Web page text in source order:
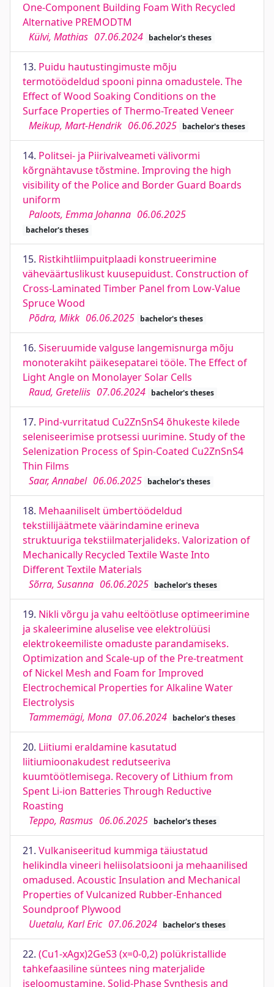
One-Component Building Foam With Recycled
Alternative PREMODTM
Külvi, Mathias 07.06.2024 bachelor's theses
13. Puidu hautustingimuste mõju
termotöödeldud spooni pinna omadustele. The
Effect of Wood Soaking Conditions on the
Surface Properties of Thermo-Treated Veneer
Meikup, Mart-Hendrik 06.06.2025 bachelor's theses
14. Politsei- ja Piirivalveameti välivormi
kõrgnähtavuse tõstmine. Improving the high
visibility of the Police and Border Guard Boards
uniform
Paloots, Emma Johanna 06.06.2025
bachelor's theses
15. Ristkihtliimpuitplaadi konstrueerimine
väheväärtuslikust kuusepuidust. Construction of
Cross-Laminated Timber Panel from Low-Value
Spruce Wood
Põdra, Mikk 06.06.2025 bachelor's theses
16. Siseruumide valguse langemisnurga mõju
monoterakiht päikesepatarei tööle. The Effect of
Light Angle on Monolayer Solar Cells
Raud, Greteliis 07.06.2024 bachelor's theses
17. Pind-vurritatud Cu2ZnSnS4 õhukeste kilede
seleniseerimise protsessi uurimine. Study of the
Selenization Process of Spin-Coated Cu2ZnSnS4
Thin Films
Saar, Annabel 06.06.2025 bachelor's theses
18. Mehaaniliselt ümbertöödeldud
tekstiilijäätmete väärindamine erineva
struktuuriga tekstiilmaterjalideks. Valorization of
Mechanically Recycled Textile Waste Into
Different Textile Materials
Sõrra, Susanna 06.06.2025 bachelor's theses
19. Nikli võrgu ja vahu eeltöötluse optimeerimine
ja skaleerimine aluselise vee elektrolüüsi
elektrokeemiliste omaduste parandamiseks.
Optimization and Scale-up of the Pre-treatment
of Nickel Mesh and Foam for Improved
Electrochemical Properties for Alkaline Water
Electrolysis
Tammemägi, Mona 07.06.2024 bachelor's theses
20. Liitiumi eraldamine kasutatud
liitiumioonakudest redutseeriva
kuumtöötlemisega. Recovery of Lithium from
Spent Li-ion Batteries Through Reductive
Roasting
Teppo, Rasmus 06.06.2025 bachelor's theses
21. Vulkaniseeritud kummiga täiustatud
helikindla vineeri heliisolatsiooni ja mehaanilised
omadused. Acoustic Insulation and Mechanical
Properties of Vulcanized Rubber-Enhanced
Soundproof Plywood
Uuetalu, Karl Eric 07.06.2024 bachelor's theses
22. (Cu1-xAgx)2GeS3 (x=0-0,2) polükristallide
tahkefaasiline süntees ning materjalide
iseloomustamine. Solid-Phase Synthesis and